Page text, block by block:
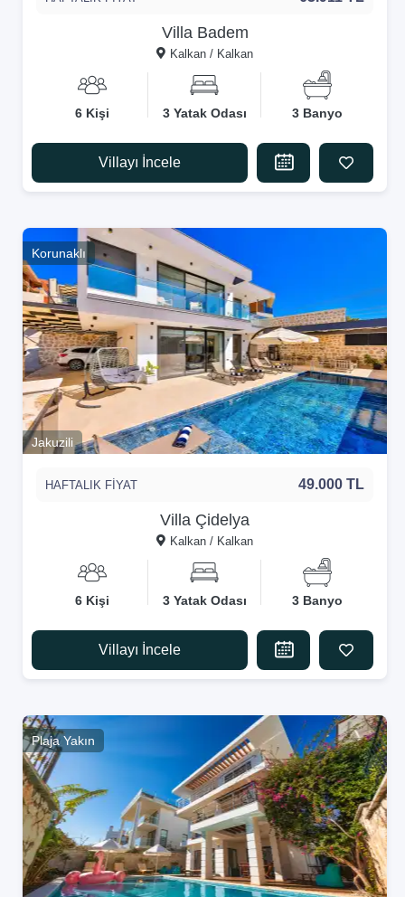
Villa Badem
Kalkan / Kalkan
6 Kişi 3 Yatak Odası 3 Banyo
Villayı İncele
Korunaklı
Jakuzili
Villa Çidelya
Kalkan / Kalkan
HAFTALIK FİYAT 49.000 TL
6 Kişi 3 Yatak Odası 3 Banyo
Villayı İncele
Plaja Yakın